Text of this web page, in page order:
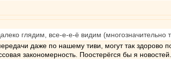
глядим, все-е-е-ё видим (многозначительно
даже по нашему тиви, могут так здорово
закономерность. Поостерёгся бы я